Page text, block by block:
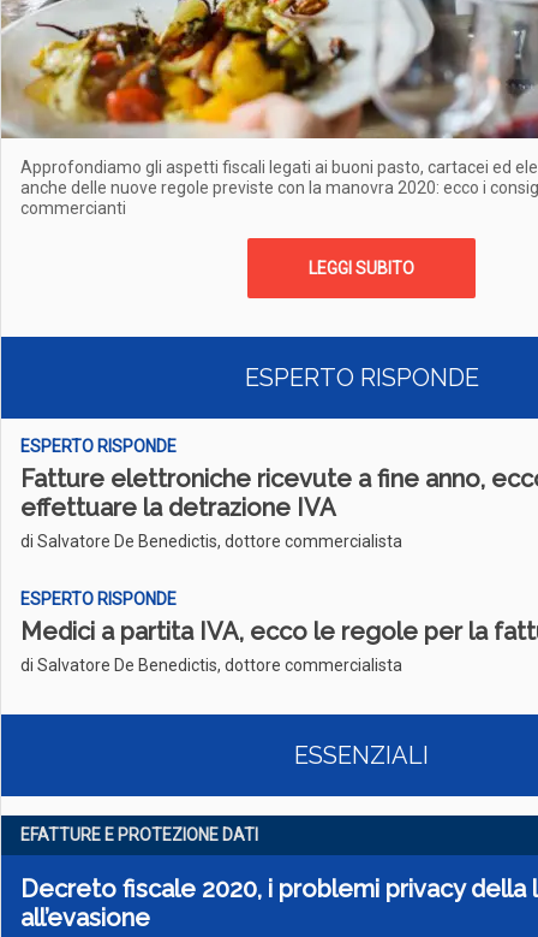
Approfondiamo gli aspetti fiscali legati ai buoni pasto, cartacei ed
anche delle nuove regole previste con la manovra 2020: ecco i
commercianti
LEGGI SUBITO
ESPERTO RISPONDE
ESPERTO RISPONDE
Fatture elettroniche ricevute a fine anno,
effettuare la detrazione IVA
di Salvatore De Benedictis, dottore commercialista
ESPERTO RISPONDE
Medici a partita IVA, ecco le regole per la
di Salvatore De Benedictis, dottore commercialista
ESSENZIALI
EFATTURE E PROTEZIONE DATI
Decreto fiscale 2020, i problemi privacy della
all’evasione